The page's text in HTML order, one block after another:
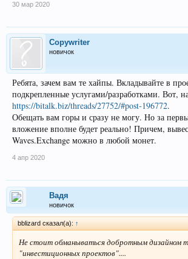
30 мар 2020
Copywriter
новичок
Ребята, зачем вам те хайпы. Вкладывайте в
подкрепленные услугами/разработками. Вот,
https://bitalk.biz/threads/27752/#post-196772.
Обещать вам горы и сразу не могу. Но за
вложение вполне будет реально! Причем,
Waves.Exchange можно в любой монет.
4 апр 2020
Вадя
новичок
bblizard сказал(а): ↑
Не стоит обманываться добротным дизайном
"инвестиционных проектов"....